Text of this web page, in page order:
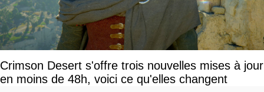
Crimson Desert s'offre trois nouvelles mises à jour
en moins de 48h, voici ce qu'elles changent